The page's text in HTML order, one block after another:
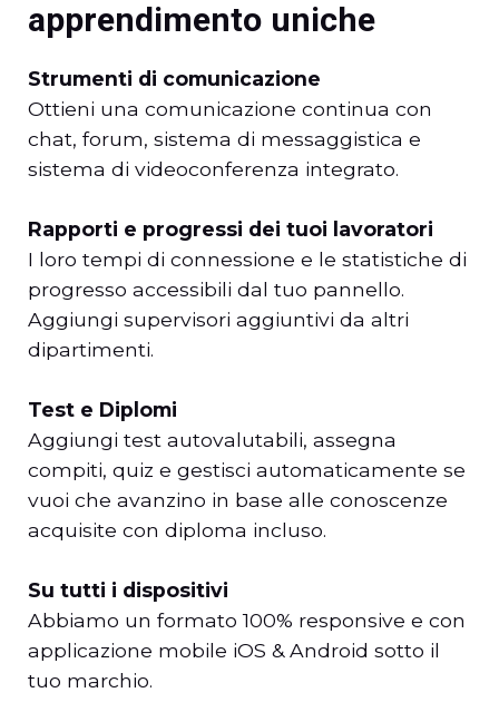
apprendimento uniche
Strumenti di comunicazione
Ottieni una comunicazione continua con
chat, forum, sistema di messaggistica e
sistema di videoconferenza integrato.
Rapporti e progressi dei tuoi lavoratori
I loro tempi di connessione e le statistiche di
progresso accessibili dal tuo pannello.
Aggiungi supervisori aggiuntivi da altri
dipartimenti.
Test e Diplomi
Aggiungi test autovalutabili, assegna
compiti, quiz e gestisci automaticamente se
vuoi che avanzino in base alle conoscenze
acquisite con diploma incluso.
Su tutti i dispositivi
Abbiamo un formato 100% responsive e con
applicazione mobile iOS & Android sotto il
tuo marchio.